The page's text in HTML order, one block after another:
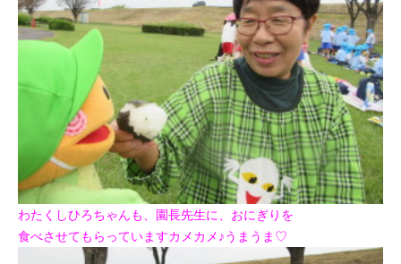
わたくしひろちゃんも、園長先生に、 おにぎりを
食べさせてもらっていますカメカメ♪うまうま♡